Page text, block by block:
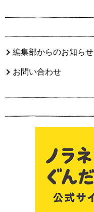
編集部からのお知らせ
お問い合わせ